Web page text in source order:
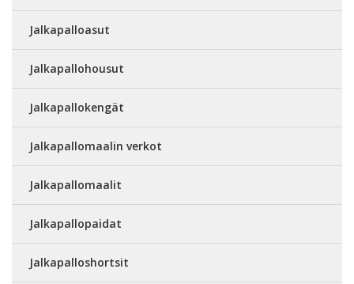
Jalkapalloasut
Jalkapallohousut
Jalkapallokengät
Jalkapallomaalin verkot
Jalkapallomaalit
Jalkapallopaidat
Jalkapalloshortsit